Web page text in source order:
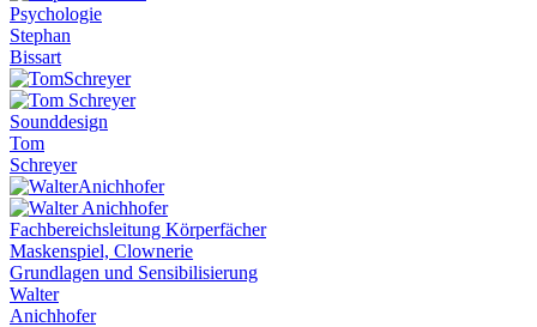
Psychologie
Stephan
Bissart
Sounddesign
Tom
Schreyer
Fachbereichsleitung Körperfächer
Maskenspiel, Clownerie
Grundlagen und Sensibilisierung
Walter
Anichhofer